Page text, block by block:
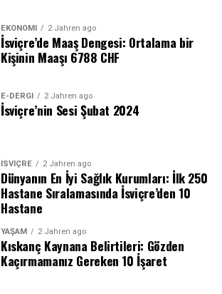
EKONOMI 2 Jahren ago
İsviçre’de Maaş Dengesi: Ortalama bir
Kişinin Maaşı 6788 CHF
E-DERGI 2 Jahren ago
İsviçre’nin Sesi Şubat 2024
İSVIÇRE 2 Jahren ago
Dünyanın En İyi Sağlık Kurumları: İlk 250
Hastane Sıralamasında İsviçre’den 10
Hastane
YAŞAM 2 Jahren ago
Kıskanç Kaynana Belirtileri: Gözden
Kaçırmamanız Gereken 10 İşaret